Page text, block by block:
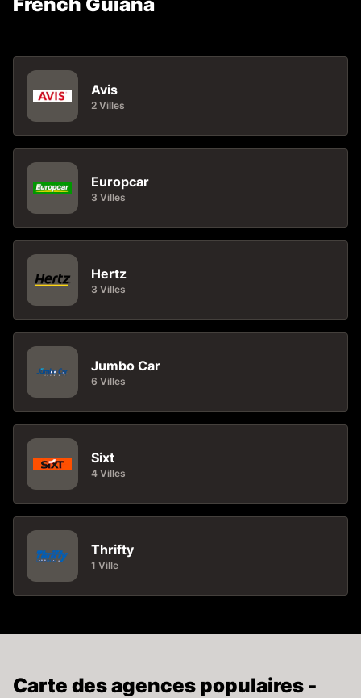
Avis
2 Villes
Europcar
3 Villes
Hertz
3 Villes
Jumbo Car
6 Villes
Sixt
4 Villes
Thrifty
1 Ville
Carte des agences populaires -